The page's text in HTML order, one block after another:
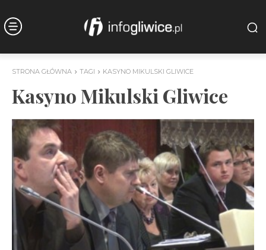
STRONA GŁÓWNA TAGI KASYNO MIKULSKI GLIWICE
Kasyno Mikulski Gliwice